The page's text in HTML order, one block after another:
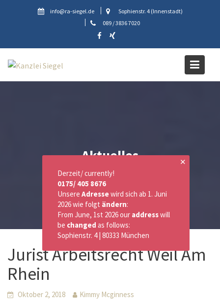
info@ra-siegel.de
Sophienstr. 4 (Innenstadt)
089 / 3836 7020
Aktuelles
Jurist Arbeitsrecht Weil Am
Rhein
Oktober 2, 2018 Kimmy Mcginness
✕
Derzeit/ currently!
0175/ 405 8676
Unsere Adressewird sich ab 1. Juni
2026 wie folgt ändern:
From June, 1st 2026 our addresswill
be changed as follows:
Sophienstr. 4 | 80333 München